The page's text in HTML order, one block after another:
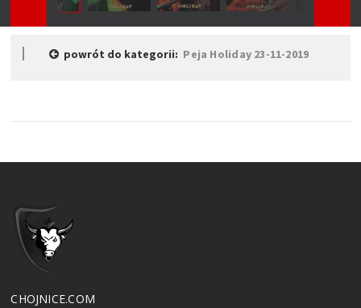
powrót do kategorii: Peja Holiday 23-11-2019
CHOJNICE.COM